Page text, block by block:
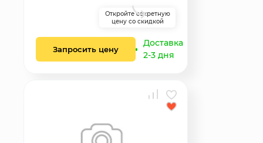
Откройте секретную
цену со скидкой
Запросить цену
Доставка
2-3 дня